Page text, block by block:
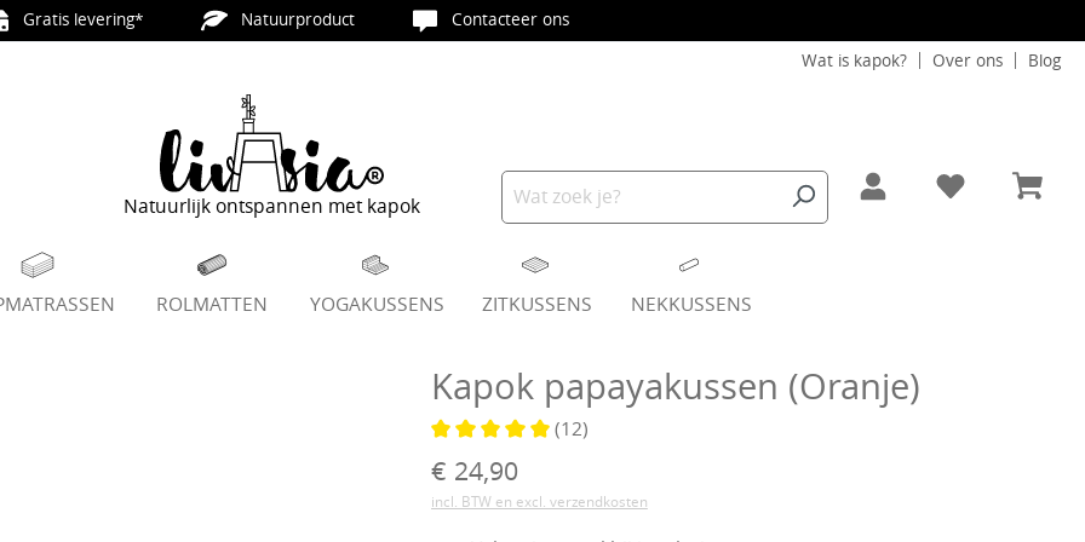
Gratis levering* Natuurproduct
Contacteer ons
Wat is kapok?
Over ons Blog
Natuurlijk ontspannen met kapok
ROLMATTEN YOGAKUSSENS ZITKUSSENS NEKKUSSENS
Kapok papayakussen (Oranje)
Gemiddelde waardering van 5 van 5 sterren
(12)
€ 24,90
incl. BTW en excl. verzendkosten